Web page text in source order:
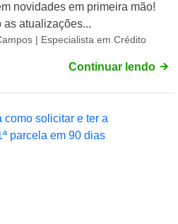
novidades em primeira mão!
as atualizações...
| Especialista em Crédito
Continuar lendo